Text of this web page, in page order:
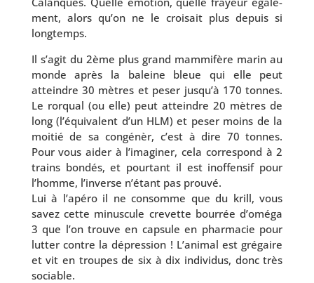
ment, alors qu’on ne le croi­sait plus depuis si
longtemps.
Il s’a­git du 2ème plus grand mam­mi­fère marin au
monde après la baleine bleue qui elle peut
atteindre 30 mètres et peser jus­qu’à 170 tonnes.
Le ror­qual (ou elle) peut atteindre 20 mètres de
long (l’é­qui­valent d’un HLM) et peser moins de la
moi­tié de sa congé­nèr, c’est à dire 70 tonnes.
Pour vous aider à l’i­ma­gi­ner, cela cor­res­pond à 2
trains bon­dés, et pour­tant il est inof­fen­sif pour
l’homme, l’in­verse n’é­tant pas prou­vé.
Lui à l’a­pé­ro il ne consomme que du krill, vous
savez cette minus­cule cre­vette bour­rée d’o­mé­ga
3 que l’on trouve en cap­sule en phar­ma­cie pour
lut­ter contre la dépres­sion ! L’animal est gré­gaire
et vit en troupes de six à dix indi­vi­dus, donc très
sociable.